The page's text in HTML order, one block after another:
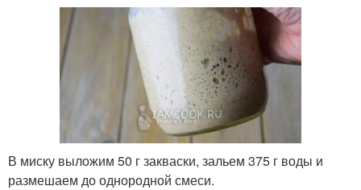
В миску выложим 50 г закваски, зальем 375 г воды и
размешаем до однородной смеси.